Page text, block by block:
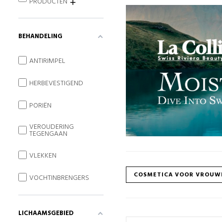
COSMETICA VOOR
BEHANDELING
ANTIRIMPEL
HERBEVESTIGEND
PORIËN
VEROUDERING
TEGENGAAN
VLEKKEN
VOCHTINBRENGERS
LICHAAMSGEBIED